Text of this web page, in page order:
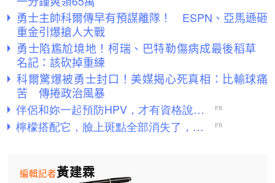
勇士主帥科爾傳早有預謀離隊！ ESPN、亞馬遜砸
重金引爆搶人大戰
勇士陷尷尬境地！柯瑞、巴特勒傷病成最後稻草
名記：該砍掉重練
科爾驚爆被勇士封口！美媒揭心死真相：比輸球痛
苦 傳捲政治風暴
黃建霖
編輯記者